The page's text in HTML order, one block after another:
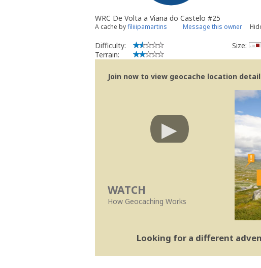
WRC De Volta a Viana do Castelo #25
A cache byfiliiipamartins Message this owner
Difficulty:
Terrain:
Size:
Join now to view geocache location
WATCH
How Geocaching Works
Looking for a different